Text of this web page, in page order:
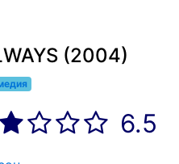
(2004)
6.5